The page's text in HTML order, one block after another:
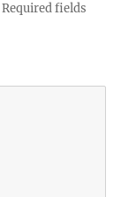
Required fields